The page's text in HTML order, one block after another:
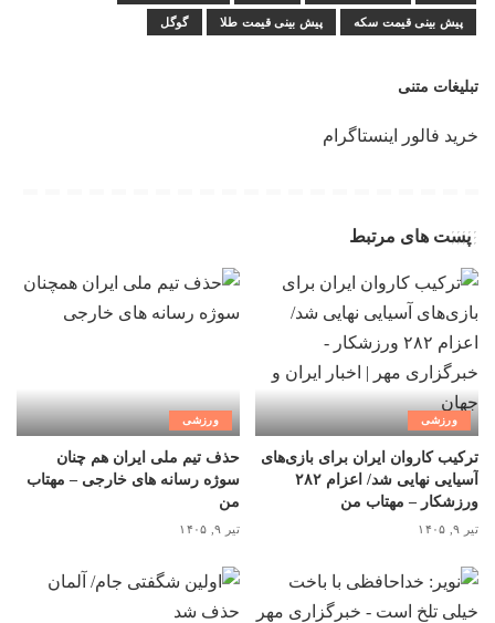
پیش بینی قیمت سکه پیش بینی قیمت طلا گوگل
تبلیغات متنی
خرید فالور اینستاگرام
پست های مرتبط
ورزشی
ترکیب کاروان ایران برای بازی‌های
آسیایی نهایی شد/ اعزام ۲۸۲
ورزشکار – مهتاب من
تیر ۹, ۱۴۰۵
ورزشی
حذف تیم ملی ایران هم چنان
سوژه رسانه های خارجی – مهتاب
من
تیر ۹, ۱۴۰۵